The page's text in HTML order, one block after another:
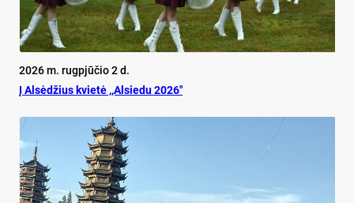
2026 m. rugpjūčio 2 d.
Į Alsėdžius kvietė ,,Alsiedu 2026″